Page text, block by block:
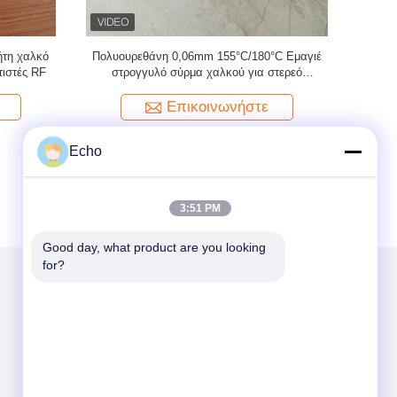
για
2UEW-F 0,02mm Εμαγιέ Χάλκινο Σύρμα για
Ηλεκτρονικά
Επικοινωνήστε
Echo
3:51 PM
Good day, what product are you looking
for?